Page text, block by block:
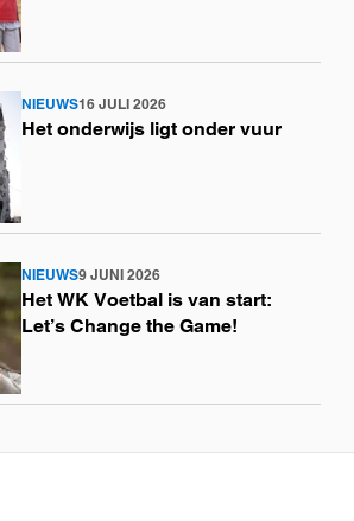
NIEUWS16 JULI 2026
Het onderwijs ligt onder vuur
NIEUWS9 JUNI 2026
Het WK Voetbal is van start:
Let’s Change the Game!